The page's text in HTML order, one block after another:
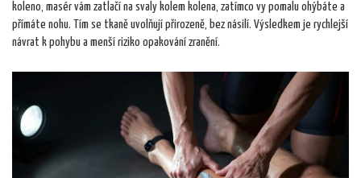
koleno, masér vám zatlačí na svaly kolem kolena, zatímco vy pomalu ohýbáte a
přímáte nohu. Tím se tkaně uvolňují přirozeně, bez násilí. Výsledkem je rychlejší
návrat k pohybu a menší riziko opakování zranění.